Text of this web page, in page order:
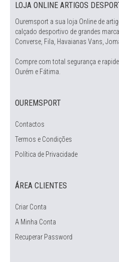
LOJA ONLINE ARTIGOS
Ouremsport a sua loja Online de
calçado desportivo de grandes
Converse, Fila, Havaianas Vans,
Compre com total segurança e
Ourém e Fátima.
OUREMSPORT
Contactos
Termos e Condições
Política de Privacidade
ÁREA CLIENTES
Criar Conta
A Minha Conta
Recuperar Password